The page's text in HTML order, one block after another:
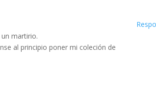
martirio.
al principio poner mi coleción de